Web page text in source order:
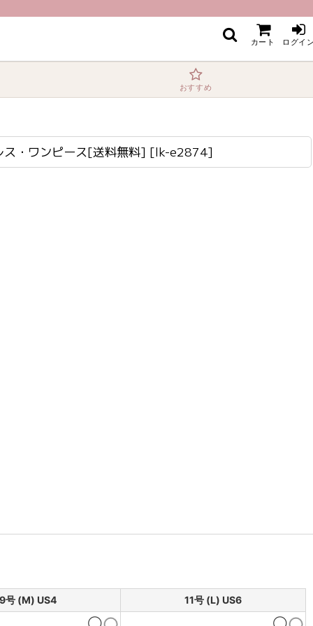
カート ログイ
おすすめ
料]
ス・ワンピース[送料無料] [lk-e2874]
号 (M) US4
11号 (L) US6
◯
◯